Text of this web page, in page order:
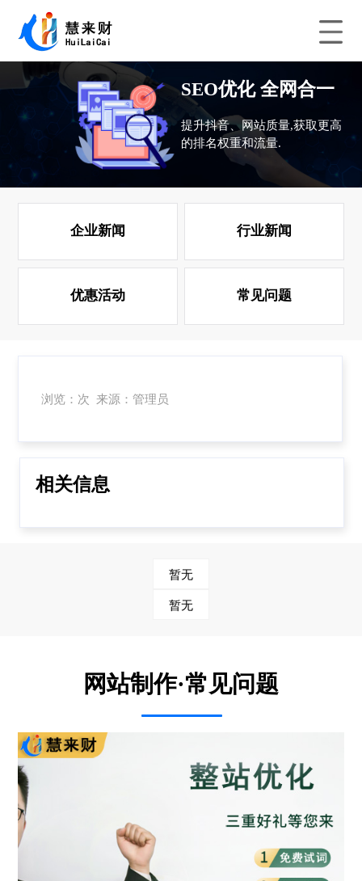
SEO优化 全网合一
提升抖音、网站质量,获取更高
的排名权重和流量.
企业新闻 行业新闻
优惠活动 常见问题
浏览：次 来源：管理员
相关信息
暂无
暂无
网站制作·常见问题